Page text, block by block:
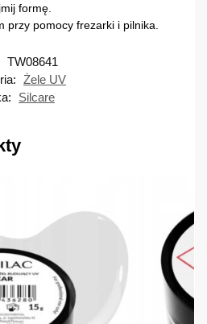
formę.
przy pomocy frezarki i pilnika.
TW08641
Żele UV
Silcare